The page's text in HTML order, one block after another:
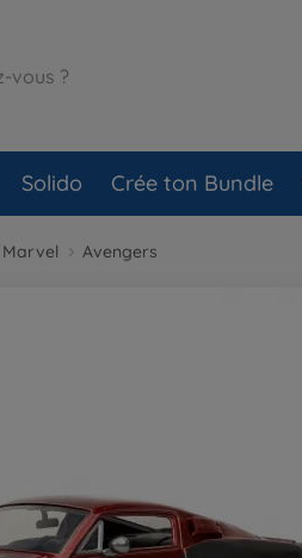
Solido Crée ton Bundle
Marvel Avengers